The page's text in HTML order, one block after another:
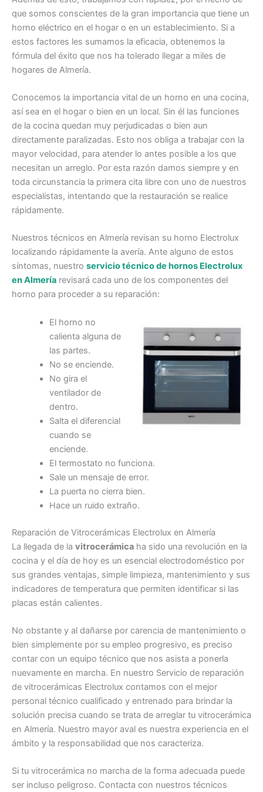
que somos conscientes de la gran importancia que tiene un
horno eléctrico en el hogar o en un establecimiento. Si a
estos factores les sumamos la eficacia, obtenemos la
fórmula del éxito que nos ha tolerado llegar a miles de
hogares de Almería.
Conocemos la importancia vital de un horno en una cocina,
así sea en el hogar o bien en un local. Sin él las funciones
de la cocina quedan muy perjudicadas o bien aun
directamente paralizadas. Esto nos obliga a trabajar con la
mayor velocidad, para atender lo antes posible a los que
necesitan un arreglo. Por esta razón damos siempre y en
toda circunstancia la primera cita libre con uno de nuestros
especialistas, intentando que la restauración se realice
rápidamente.
Nuestros técnicos en Almería revisan su horno Electrolux
localizando rápidamente la avería. Ante alguno de estos
síntomas, nuestro servicio técnico de hornos Electrolux
en Almería revisará cada uno de los componentes del
horno para proceder a su reparación:
El horno no
calienta alguna de
las partes.
No se enciende.
No gira el
ventilador de
dentro.
Salta el diferencial
cuando se
enciende.
El termostato no funciona.
Sale un mensaje de error.
La puerta no cierra bien.
Hace un ruido extraño.
Reparación de Vitrocerámicas Electrolux en Almería
La llegada de la vitrocerámica ha sido una revolución en la
cocina y el día de hoy es un esencial electrodoméstico por
sus grandes ventajas, simple limpieza, mantenimiento y sus
indicadores de temperatura que permiten identificar si las
placas están calientes.
No obstante y al dañarse por carencia de mantenimiento o
bien simplemente por su empleo progresivo, es preciso
contar con un equipo técnico que nos asista a ponerla
nuevamente en marcha. En nuestro Servicio de reparación
de vitrocerámicas Electrolux contamos con el mejor
personal técnico cualificado y entrenado para brindar la
solución precisa cuando se trata de arreglar tu vitrocerámica
en Almería. Nuestro mayor aval es nuestra experiencia en el
ámbito y la responsabilidad que nos caracteriza.
Si tu vitrocerámica no marcha de la forma adecuada puede
ser incluso peligroso. Contacta con nuestros técnicos